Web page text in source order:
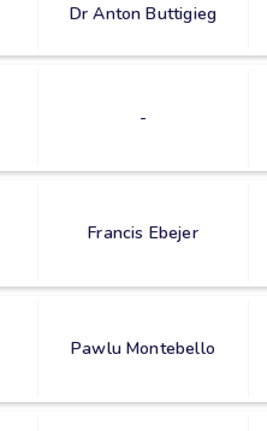
Dr Anton Buttigieg
-
Francis Ebejer
Pawlu Montebello